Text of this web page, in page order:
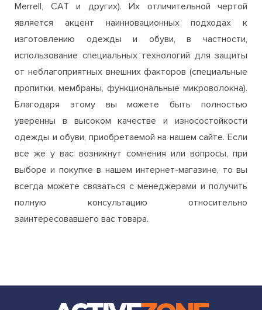
Merrell, CAT и других). Их отличительной чертой
является акцент наинновационных подходах к
изготовлению одежды и обуви, в частности,
использование специальных технологий для защиты
от неблагоприятных внешних факторов (специальные
пропитки, мембраны, функциональные микроволокна).
Благодаря этому вы можете быть полностью
уверенны в высоком качестве и износостойкости
одежды и обуви, приобретаемой на нашем сайте. Если
все же у вас возникнут сомнения или вопросы, при
выборе и покупке в нашем интернет-магазине, то вы
всегда можете связаться с менеджерами и получить
полную консультацию относительно
заинтересовавшего вас товара.